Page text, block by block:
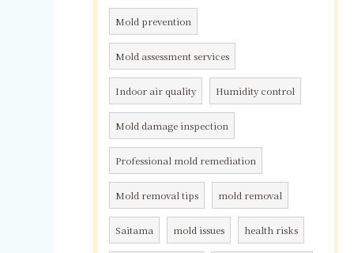
Mold prevention
Mold assessment services
Indoor air quality Humidity control
Mold damage inspection
Professional mold remediation
Mold removal tips mold removal
Saitama mold issues health risks